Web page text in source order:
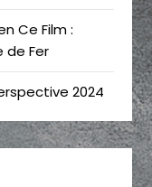
Ce Film :
de Fer
2024